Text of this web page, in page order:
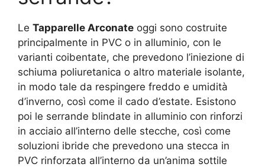
Le Tapparelle Arconate oggi sono costruite
principalmente in PVC o in alluminio, con le
varianti coibentate, che prevedono l’iniezione di
schiuma poliuretanica o altro materiale isolante,
in modo tale da respingere freddo e umidità
d’inverno, così come il cado d’estate. Esistono
poi le serrande blindate in alluminio con rinforzi
in acciaio all’interno delle stecche, così come
soluzioni ibride che prevedono una stecca in
PVC rinforzata all’interno da un’anima sottile